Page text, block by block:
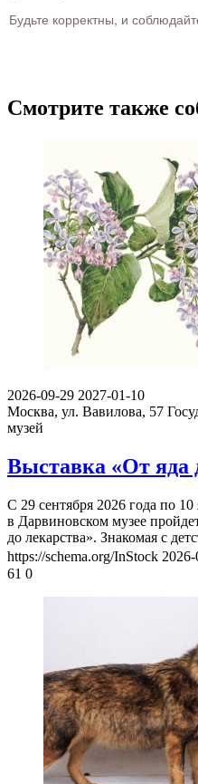
Будьте корректны, и
Смотрите также
2026-09-29 2027-01-10
Москва, ул. Вавилова, 57
музей
Выставка «От яда
С 29 сентября 2026 года по 10
в Дарвиновском музее
до лекарства». Знакомая с
https://schema.org/InStock
61 0